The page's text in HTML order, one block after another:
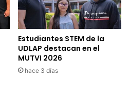
Estudiantes STEM de la
UDLAP destacan en el
MUTVI 2026
hace 3 días